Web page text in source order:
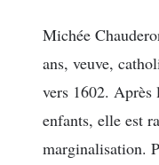
Michée
ans, veuve,
vers 1602. Après
enfants, elle est
marginalisation.